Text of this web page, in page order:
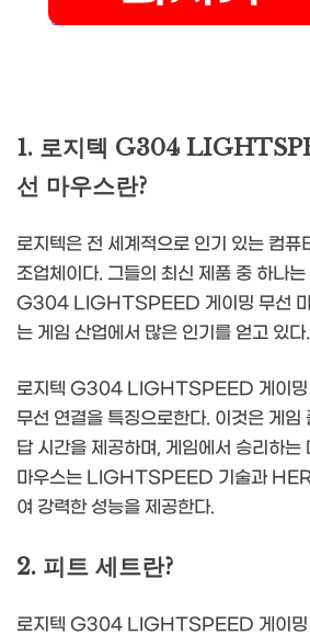
1. 로지텍 G304
선 마우스란?
로지텍은 전 세계적으로 인기 있는 컴퓨
조업체이다. 그들의 최신 제품 중 하나
G304 LIGHTSPEED 게이밍 무선 마
는 게임 산업에서 많은 인기를 얻고 있다.
로지텍 G304 LIGHTSPEED 게이밍
무선 연결을 특징으로한다. 이것은 게임
답 시간을 제공하며, 게임에서 승리하는
마우스는 LIGHTSPEED 기술과
여 강력한 성능을 제공한다.
2. 피트 세트란?
로지텍 G304 LIGHTSPEED 게이밍